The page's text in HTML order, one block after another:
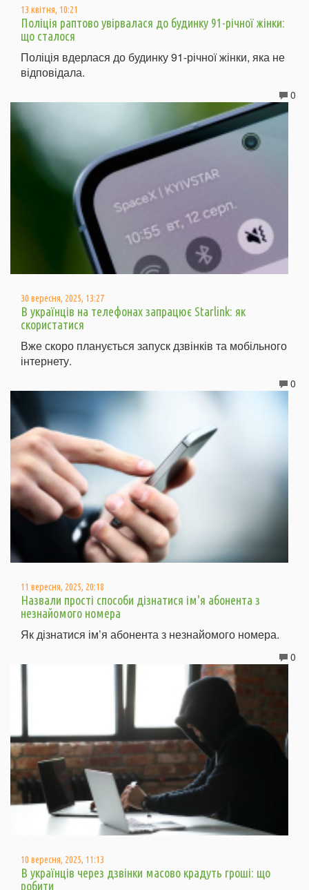
13 квітня, 10:21
Поліція раптово увірвалася до будинку 91-річної жінки:
що сталося
Поліція вдерлася до будинку 91-річної жінки, яка не
відповідала.
0
30 вересня, 2025, 13:27
В українців на телефонах запрацює Starlink: як
скористатися
Вже скоро планується запуск дзвінків та мобільного
інтернету.
0
11 вересня, 2025, 20:18
Назвали прості способи дізнатися ім'я абонента з
незнайомого номера
Як дізнатися ім’я абонента з незнайомого номера.
0
10 вересня, 2025, 11:13
В українців через дзвінки масово крадуть гроші: що
робити